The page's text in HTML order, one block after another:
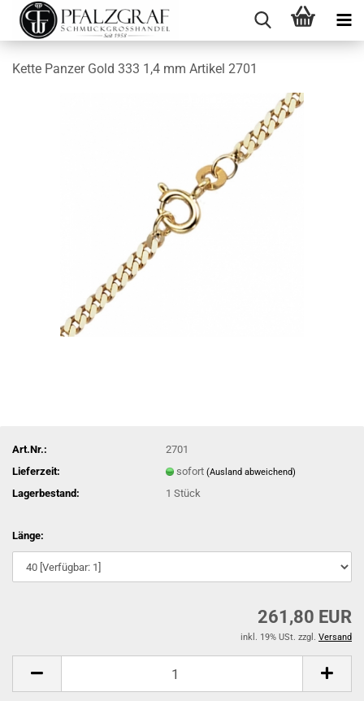
Kette Panzer Gold 333 1,4 mm Artikel 2701
Art.Nr.:
2701
Lieferzeit:
sofort(Ausland abweichend)
Lagerbestand: 1Stück
Länge:
261,80 EUR
inkl. 19% USt. zzgl. Versand